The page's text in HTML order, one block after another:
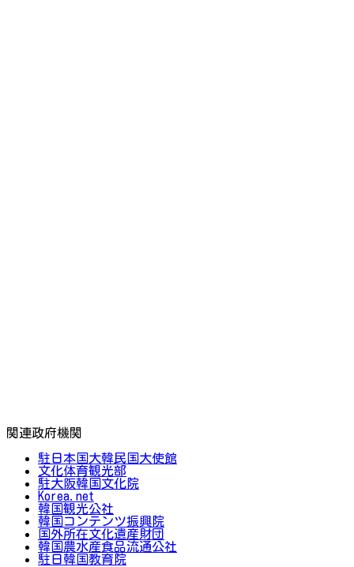
関連政府機関
駐日本国大韓民国大使館
文化体育観光部
駐大阪韓国文化院
Korea.net
韓国観光公社
韓国コンテンツ振興院
国外所在文化遺産財団
韓国農水産食品流通公社
駐日韓国教育院